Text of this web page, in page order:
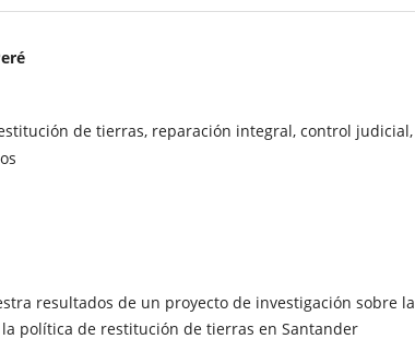
de tierras, reparación integral, control judicial,
resultados de un proyecto de investigación sobre la
política de restitución de tierras en Santander